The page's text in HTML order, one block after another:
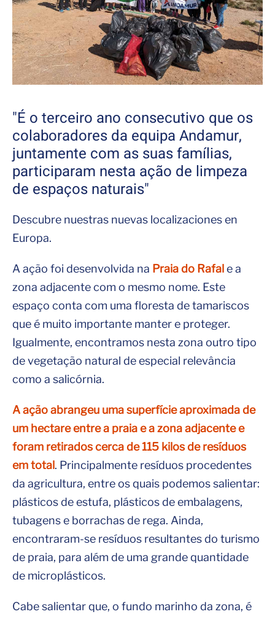
"É o terceiro ano consecutivo que os
colaboradores da equipa Andamur,
juntamente com as suas famílias,
participaram nesta ação de limpeza
de espaços naturais"
Descubre nuestras nuevas localizaciones en
Europa.
A ação foi desenvolvida na Praia do Rafale a
zona adjacente com o mesmo nome. Este
espaço conta com uma floresta de tamariscos
que é muito importante manter e proteger.
Igualmente, encontramos nesta zona outro tipo
de vegetação natural de especial relevância
como a salicórnia.
A ação abrangeu uma superfície aproximada de
um hectare entre a praia e a zona adjacente e
foram retirados cerca de 115 kilos de resíduos
em total. Principalmente resíduos procedentes
da agricultura, entre os quais podemos salientar:
plásticos de estufa, plásticos de embalagens,
tubagens e borrachas de rega. Ainda,
encontraram-se resíduos resultantes do turismo
de praia, para além de uma grande quantidade
de microplásticos.
Cabe salientar que, o fundo marinho da zona, é